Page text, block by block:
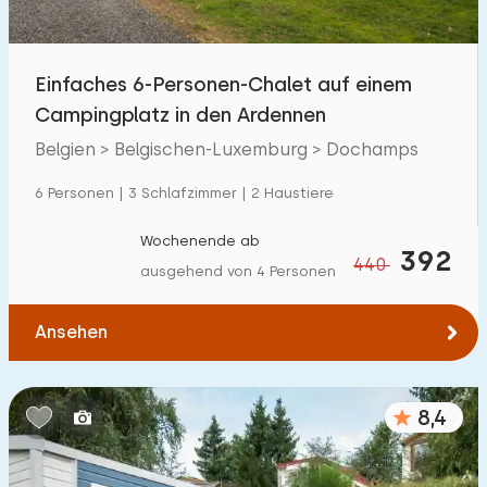
Kindereinrichtungen im Park 14
Zugänglichkeit
Einfaches 6-Personen-Chalet auf einem
Campingplatz in den Ardennen
Belgien > Belgischen-Luxemburg > Dochamps
6 Personen | 3 Schlafzimmer | 2 Haustiere
440 392
Wochenende ab
ausgehend von 4 Personen
Ansehen
8,4